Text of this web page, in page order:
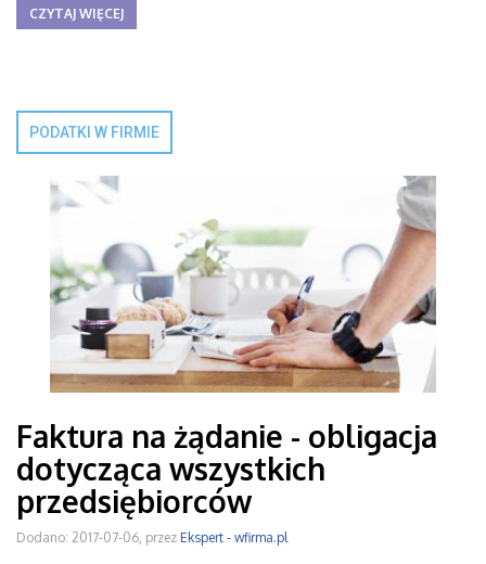
CZYTAJ WIĘCEJ
PODATKI W FIRMIE
Faktura na żądanie - obligacja
dotycząca wszystkich
przedsiębiorców
Dodano: 2017-07-06, przez Ekspert - wfirma.pl